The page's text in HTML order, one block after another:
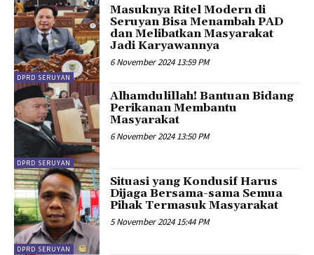
DPRD SERUYAN
Masuknya Ritel Modern di
Seruyan Bisa Menambah PAD
dan Melibatkan Masyarakat
Jadi Karyawannya
6 November 2024 13:59 PM
DPRD SERUYAN
Alhamdulillah! Bantuan Bidang
Perikanan Membantu
Masyarakat
6 November 2024 13:50 PM
DPRD SERUYAN
Situasi yang Kondusif Harus
Dijaga Bersama-sama Semua
Pihak Termasuk Masyarakat
5 November 2024 15:44 PM